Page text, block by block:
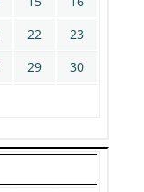
22
23
29
30